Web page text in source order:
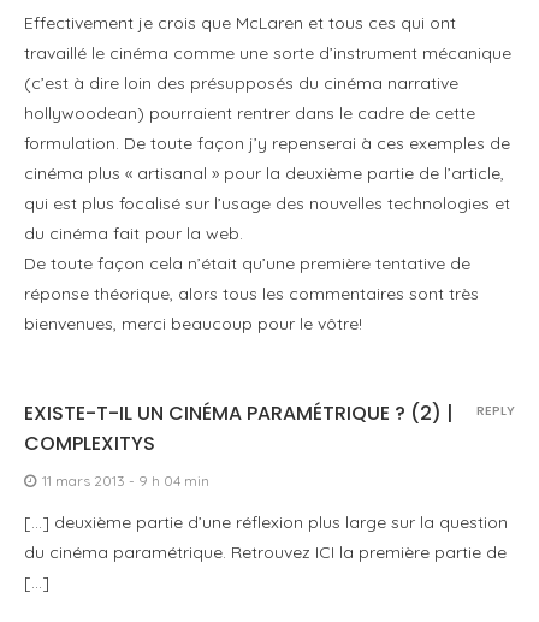
Effectivement je crois que McLaren et tous ces qui ont
travaillé le cinéma comme une sorte d’instrument mécanique
(c’est à dire loin des présupposés du cinéma narrative
hollywoodean) pourraient rentrer dans le cadre de cette
formulation. De toute façon j’y repenserai à ces exemples de
cinéma plus « artisanal » pour la deuxième partie de l’article,
qui est plus focalisé sur l’usage des nouvelles technologies et
du cinéma fait pour la web.
De toute façon cela n’était qu’une première tentative de
réponse théorique, alors tous les commentaires sont très
bienvenues, merci beaucoup pour le vôtre!
EXISTE-T-IL UN CINÉMA PARAMÉTRIQUE ? (2) |
COMPLEXITYS
11 mars 2013 - 9 h 04 min
[…] deuxième partie d’une réflexion plus large sur la question
du cinéma paramétrique. Retrouvez ICI la première partie de
[…]
REPLY